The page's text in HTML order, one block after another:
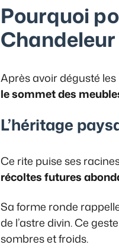
Pourquoi
Chandeleur
Après avoir dégusté
le sommet des
L’héritage
Ce rite puise ses
récoltes futures
Sa forme ronde
de l’astre divin. Ce
sombres et froids.